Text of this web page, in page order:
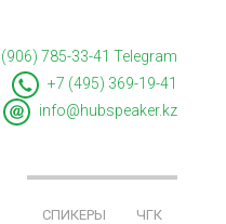
785-33-41 Telegram
+7 (495) 369-19-41
info@hubspeaker.kz
СПИКЕРЫ ЧГК